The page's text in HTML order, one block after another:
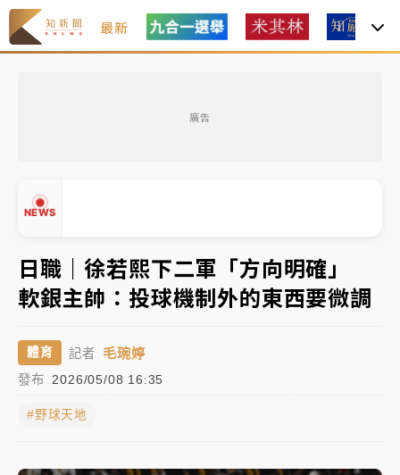
最新
廣告
NEWS
最好玩的父親節！「爸氣集合」出發工程冒險島 邀社
福孩童齊暢玩
強風長浪襲馬祖！「白海豚」逼近劃設警戒區 違規戲
水觀浪恐重罰失血
白海豚瘦身！中部以北防劇烈降水 本周天氣展望「多
「白海豚」雨炸新北！通報109件災情 侯友宜揭這類災
損最多
▲
日職｜徐若熙下二軍「方向明確」
軟銀主帥：投球機制外的東西要微調
體育 記者 毛琬婷
發布 2026/05/08 16:35
#野球天地